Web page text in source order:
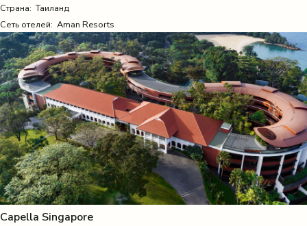
Страна:Таиланд
Сеть отелей: Aman Resorts
Capella Singapore